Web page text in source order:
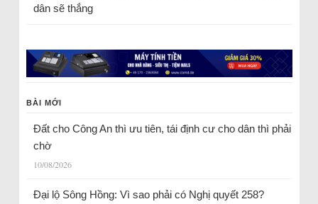
dân sẽ thắng
BÀI MỚI
Đất cho Công An thì ưu tiên, tái định cư cho dân thì phải
chờ
10/08/2026
Đại lộ Sông Hồng: Vì sao phải có Nghị quyết 258?